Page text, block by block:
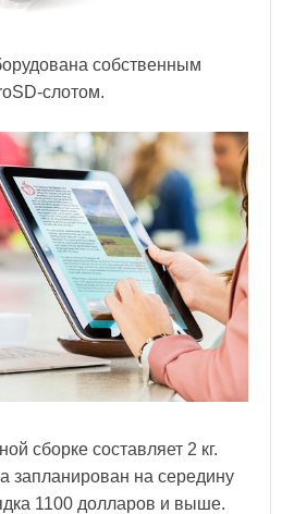
собственным
слотом.
сборке составляет 2 кг.
запланирован на середину
1100 долларов и выше.